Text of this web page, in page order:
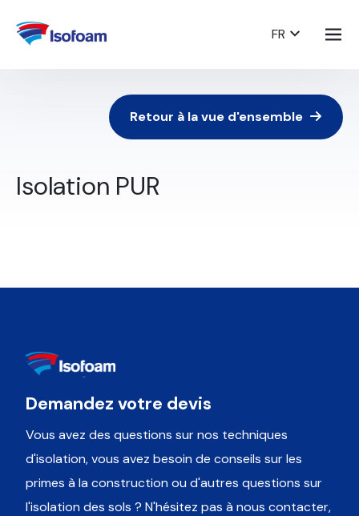
FR
Retour à la vue d'ensemble
Isolation PUR
Demandez votre devis
Vous avez des questions sur nos techniques
d'isolation, vous avez besoin de conseils sur les
primes à la construction ou d'autres questions sur
l'isolation des sols ? N'hésitez pas à nous contacter,